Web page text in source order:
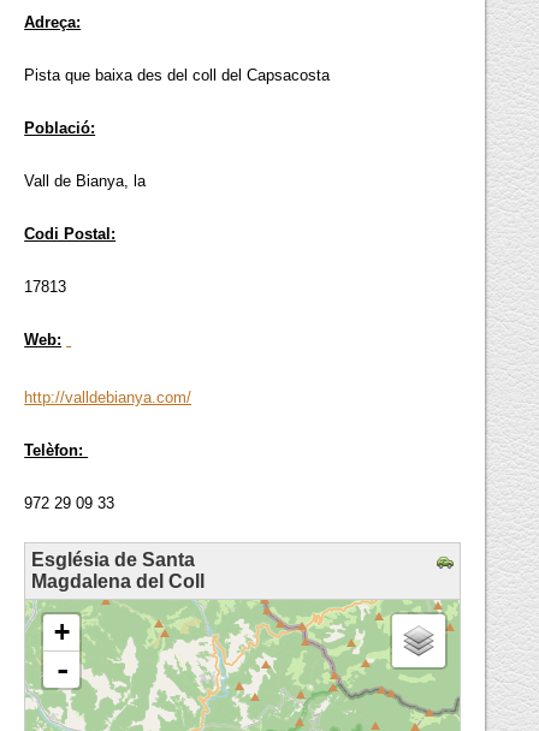
Adreça:
Pista que baixa des del coll del Capsacosta
Població:
Vall de Bianya, la
Codi Postal:
17813
Web:
http://valldebianya.com/
Telèfon:
972 29 09 33
Església de Santa
Magdalena del Coll
loading map - please wait...
+
-